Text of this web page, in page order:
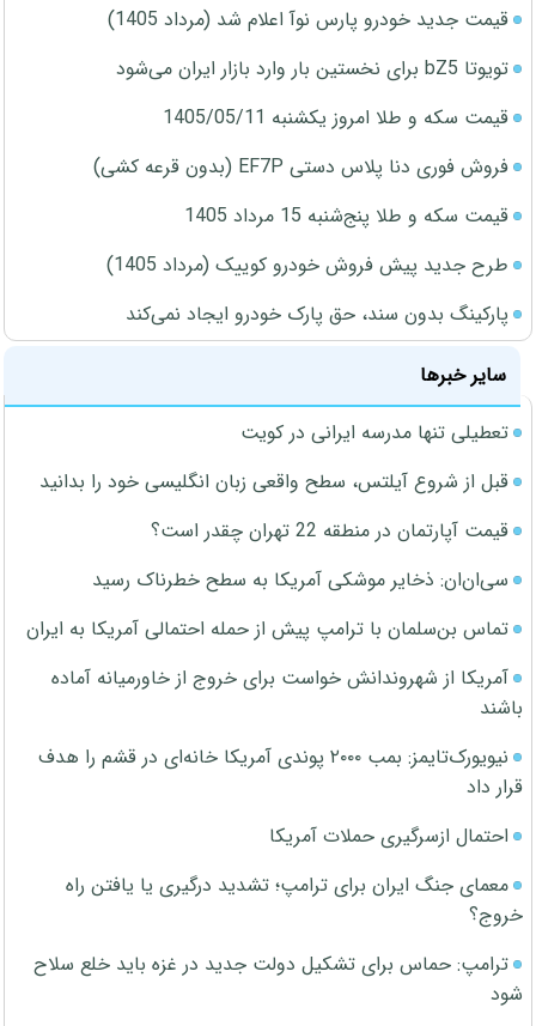
قیمت جدید خودرو پارس نوآ اعلام شد (مرداد 1405)
تویوتا bZ5 برای نخستین بار وارد بازار ایران می‌شود
قیمت سکه و طلا امروز یکشنبه 1405/05/11
فروش فوری دنا پلاس دستی EF7P (بدون قرعه کشی)
قیمت سکه و طلا پنج‌شنبه 15 مرداد 1405
طرح جدید پیش فروش خودرو کوییک (مرداد 1405)
پارکینگ بدون سند، حق پارک خودرو ایجاد نمی‌کند
سایر خبرها
تعطیلی تنها مدرسه ایرانی در کویت
قبل از شروع آیلتس، سطح واقعی زبان انگلیسی خود را بدانید
قیمت آپارتمان در منطقه 22 تهران چقدر است؟
سی‌ان‌ان: ذخایر موشکی آمریکا به سطح خطرناک رسید
تماس بن‌سلمان با ترامپ پیش از حمله احتمالی آمریکا به ایران
آمریکا از شهروندانش خواست برای خروج از خاورمیانه آماده
باشند
نیویورک‌تایمز: بمب ۲۰۰۰ پوندی آمریکا خانه‌ای در قشم را هدف
قرار داد
احتمال ازسرگیری حملات آمریکا
معمای جنگ ایران برای ترامپ؛ تشدید درگیری یا یافتن راه
خروج؟
ترامپ: حماس برای تشکیل دولت جدید در غزه باید خلع سلاح
شود